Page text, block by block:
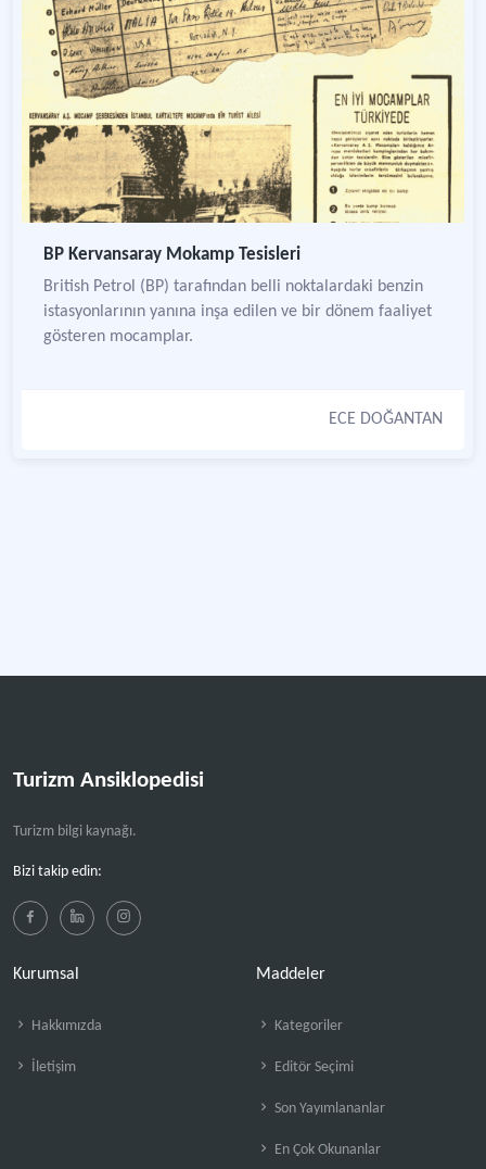
BP Kervansaray Mokamp Tesisleri
British Petrol (BP) tarafından belli noktalardaki benzin
istasyonlarının yanına inşa edilen ve bir dönem faaliyet
gösteren mocamplar.
ECE DOĞANTAN
Turizm Ansiklopedisi
Turizm bilgi kaynağı.
Bizi takip edin:
Kurumsal
Hakkımızda
İletişim
Maddeler
Kategoriler
Editör Seçimi
Son Yayımlananlar
En Çok Okunanlar